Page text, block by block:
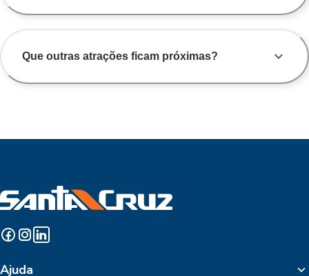
Que outras atrações ficam próximas?
Ajuda